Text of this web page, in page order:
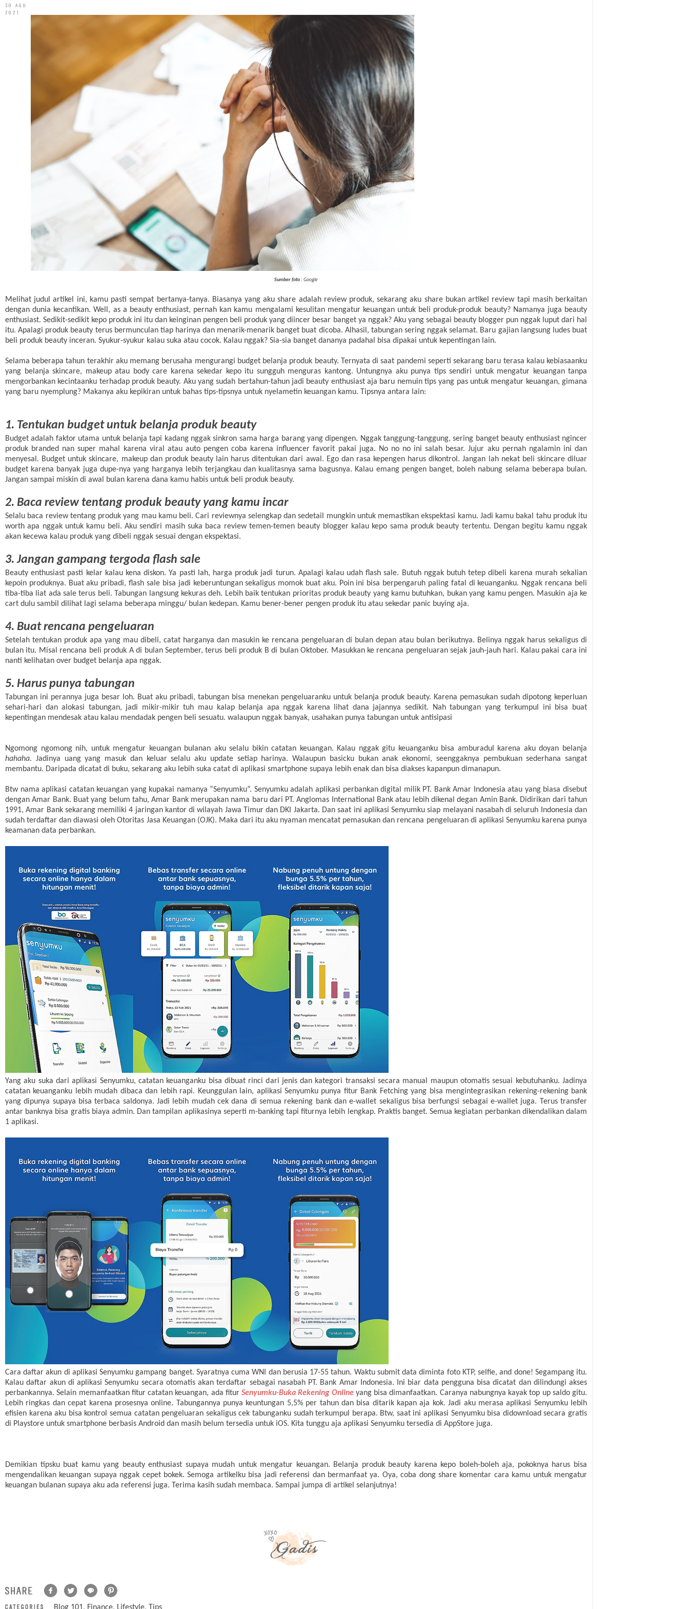
30 AGU
2021
Sumber foto :Google
Melihat judul artikel ini, kamu pasti sempat bertanya-tanya. Biasanya yang aku share adalah review produk, sekarang aku share bukan artikel review tapi masih berkaitan
dengan dunia kecantikan. Well, as a beauty enthusiast, pernah kan kamu mengalami kesulitan mengatur keuangan untuk beli produk-produk beauty? Namanya juga beauty
enthusiast. Sedikit-sedikit kepo produk ini itu dan keinginan pengen beli produk yang diincer besar banget ya nggak? Aku yang sebagai beauty blogger pun nggak luput dari hal
itu. Apalagi produk beauty terus bermunculan tiap harinya dan menarik-menarik banget buat dicoba. Alhasil, tabungan sering nggak selamat. Baru gajian langsung ludes buat
beli produk beauty inceran. Syukur-syukur kalau suka atau cocok. Kalau nggak? Sia-sia banget dananya padahal bisa dipakai untuk kepentingan lain.
Selama beberapa tahun terakhir aku memang berusaha mengurangi budget belanja produk beauty. Ternyata di saat pandemi seperti sekarang baru terasa kalau kebiasaanku
yang belanja skincare, makeup atau body care karena sekedar kepo itu sungguh menguras kantong. Untungnya aku punya tips sendiri untuk mengatur keuangan tanpa
mengorbankan kecintaanku terhadap produk beauty. Aku yang sudah bertahun-tahun jadi beauty enthusiast aja baru nemuin tips yang pas untuk mengatur keuangan, gimana
yang baru nyemplung? Makanya aku kepikiran untuk bahas tips-tipsnya untuk nyelametin keuangan kamu. Tipsnya antara lain:
1. Tentukan budget untuk belanja produk beauty
Budget adalah faktor utama untuk belanja tapi kadang nggak sinkron sama harga barang yang dipengen. Nggak tanggung-tanggung, sering banget beauty enthusiast ngincer
produk branded nan super mahal karena viral atau auto pengen coba karena influencer favorit pakai juga. No no no ini salah besar. Jujur aku pernah ngalamin ini dan
menyesal. Budget untuk skincare, makeup dan produk beauty lain harus ditentukan dari awal. Ego dan rasa kepengen harus dikontrol. Jangan lah nekat beli skincare diluar
budget karena banyak juga dupe-nya yang harganya lebih terjangkau dan kualitasnya sama bagusnya. Kalau emang pengen banget, boleh nabung selama beberapa bulan.
Jangan sampai miskin di awal bulan karena dana kamu habis untuk beli produk beauty.
2. Baca review tentang produk beauty yang kamu incar
Selalu baca review tentang produk yang mau kamu beli. Cari reviewnya selengkap dan sedetail mungkin untuk memastikan ekspektasi kamu. Jadi kamu bakal tahu produk itu
worth apa nggak untuk kamu beli. Aku sendiri masih suka baca review temen-temen beauty blogger kalau kepo sama produk beauty tertentu. Dengan begitu kamu nggak
akan kecewa kalau produk yang dibeli nggak sesuai dengan ekspektasi.
3. Jangan gampang tergoda flash sale
Beauty enthusiast pasti kelar kalau kena diskon. Ya pasti lah, harga produk jadi turun. Apalagi kalau udah flash sale. Butuh nggak butuh tetep dibeli karena murah sekalian
kepoin produknya. Buat aku pribadi, flash sale bisa jadi keberuntungan sekaligus momok buat aku. Poin ini bisa berpengaruh paling fatal di keuanganku. Nggak rencana beli
tiba-tiba liat ada sale terus beli. Tabungan langsung kekuras deh. Lebih baik tentukan prioritas produk beauty yang kamu butuhkan, bukan yang kamu pengen. Masukin aja ke
cart dulu sambil dilihat lagi selama beberapa minggu/ bulan kedepan. Kamu bener-bener pengen produk itu atau sekedar panic buying aja.
4. Buat rencana pengeluaran
Setelah tentukan produk apa yang mau dibeli, catat harganya dan masukin ke rencana pengeluaran di bulan depan atau bulan berikutnya. Belinya nggak harus sekaligus di
bulan itu. Misal rencana beli produk A di bulan September, terus beli produk B di bulan Oktober. Masukkan ke rencana pengeluaran sejak jauh-jauh hari. Kalau pakai cara ini
nanti kelihatan over budget belanja apa nggak.
5. Harus punya tabungan
Tabungan ini perannya juga besar loh. Buat aku pribadi, tabungan bisa menekan pengeluaranku untuk belanja produk beauty. Karena pemasukan sudah dipotong keperluan
sehari-hari dan alokasi tabungan, jadi mikir-mikir tuh mau kalap belanja apa nggak karena lihat dana jajannya sedikit. Nah tabungan yang terkumpul ini bisa buat
kepentingan mendesak atau kalau mendadak pengen beli sesuatu. walaupun nggak banyak, usahakan punya tabungan untuk antisipasi
Ngomong ngomong nih, untuk mengatur keuangan bulanan aku selalu bikin catatan keuangan. Kalau nggak gitu keuanganku bisa amburadul karena aku doyan belanja
hahaha. Jadinya uang yang masuk dan keluar selalu aku update setiap harinya. Walaupun basicku bukan anak ekonomi, seenggaknya pembukuan sederhana sangat
membantu. Daripada dicatat di buku, sekarang aku lebih suka catat di aplikasi smartphone supaya lebih enak dan bisa diakses kapanpun dimanapun.
Btw nama aplikasi catatan keuangan yang kupakai namanya “Senyumku”. Senyumku adalah aplikasi perbankan digital milik PT. Bank Amar Indonesia atau yang biasa disebut
dengan Amar Bank. Buat yang belum tahu, Amar Bank merupakan nama baru dari PT. Anglomas International Bank atau lebih dikenal degan Amin Bank. Didirikan dari tahun
1991, Amar Bank sekarang memiliki 4 jaringan kantor di wilayah Jawa Timur dan DKI Jakarta. Dan saat ini aplikasi Senyumku siap melayani nasabah di seluruh Indonesia dan
sudah terdaftar dan diawasi oleh Otoritas Jasa Keuangan (OJK). Maka dari itu aku nyaman mencatat pemasukan dan rencana pengeluaran di aplikasi Senyumku karena punya
keamanan data perbankan.
Yang aku suka dari aplikasi Senyumku, catatan keuanganku bisa dibuat rinci dari jenis dan kategori transaksi secara manual maupun otomatis sesuai kebutuhanku. Jadinya
catatan keuanganku lebih mudah dibaca dan lebih rapi. Keunggulan lain, aplikasi Senyumku punya fitur Bank Fetching yang bisa mengintegrasikan rekening-rekening bank
yang dipunya supaya bisa terbaca saldonya. Jadi lebih mudah cek dana di semua rekening bank dan e-wallet sekaligus bisa berfungsi sebagai e-wallet juga. Terus transfer
antar banknya bisa gratis biaya admin. Dan tampilan aplikasinya seperti m-banking tapi fiturnya lebih lengkap. Praktis banget. Semua kegiatan perbankan dikendalikan dalam
1 aplikasi.
Cara daftar akun di aplikasi Senyumku gampang banget. Syaratnya cuma WNI dan berusia 17-55 tahun. Waktu submit data diminta foto KTP, selfie, and done! Segampang itu.
Kalau daftar akun di aplikasi Senyumku secara otomatis akan terdaftar sebagai nasabah PT. Bank Amar Indonesia. Ini biar data pengguna bisa dicatat dan dilindungi akses
perbankannya. Selain memanfaatkan fitur catatan keuangan, ada fitur Senyumku-Buka Rekening Onlineyang bisa dimanfaatkan. Caranya nabungnya kayak top up saldo gitu.
Lebih ringkas dan cepat karena prosesnya online. Tabungannya punya keuntungan 5,5% per tahun dan bisa ditarik kapan aja kok. Jadi aku merasa aplikasi Senyumku lebih
efisien karena aku bisa kontrol semua catatan pengeluaran sekaligus cek tabunganku sudah terkumpul berapa. Btw, saat ini aplikasi Senyumku bisa didownload secara gratis
di Playstore untuk smartphone berbasis Android dan masih belum tersedia untuk iOS. Kita tunggu aja aplikasi Senyumku tersedia di AppStore juga.
Demikian tipsku buat kamu yang beauty enthusiast supaya mudah untuk mengatur keuangan. Belanja produk beauty karena kepo boleh-boleh aja, pokoknya harus bisa
mengendalikan keuangan supaya nggak cepet bokek. Semoga artikelku bisa jadi referensi dan bermanfaat ya. Oya, coba dong share komentar cara kamu untuk mengatur
keuangan bulanan supaya aku ada referensi juga. Terima kasih sudah membaca. Sampai jumpa di artikel selanjutnya!